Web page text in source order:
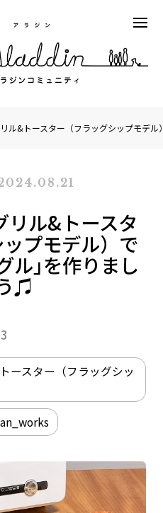
ル&トースター（フラッグシップモデ
リル&トースタ
プモデル）で
ル｣を作りまし
♫
3
ースター（フラッグシッ